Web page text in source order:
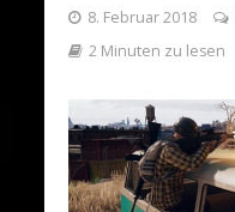
8. Februar 2018
2 Minuten zu lesen